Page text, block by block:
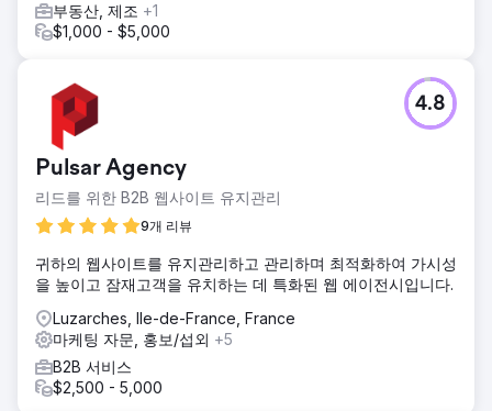
부동산, 제조 +1
$1,000 - $5,000
Pulsar Agency
리드를 위한 B2B 웹사이트 유지관리
9개 리뷰
4.8
귀하의 웹사이트를 유지관리하고 관리하며 최적화하여 가시성
을 높이고 잠재고객을 유치하는 데 특화된 웹 에이전시입니다.
Luzarches, Ile-de-France, France
마케팅 자문, 홍보/섭외 +5
B2B 서비스
$2,500 - 5,000